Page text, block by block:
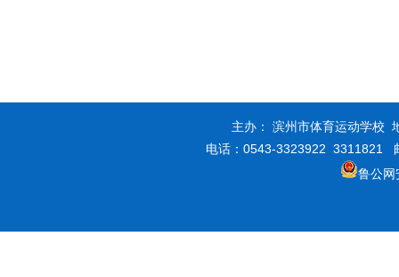
主办： 滨州市体育运动学校
电话：0543-3323922 3311821
鲁公网